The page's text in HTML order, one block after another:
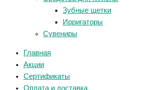
Зубные щетки
Ирригаторы
Сувениры
Главная
Акции
Сертификаты
Оплата и доставка